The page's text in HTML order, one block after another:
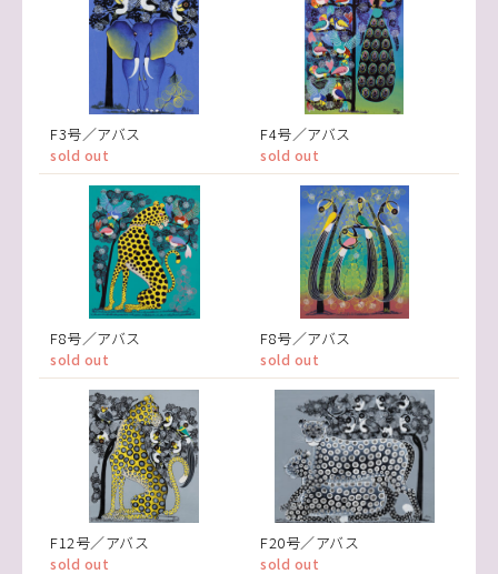
F3号／アバス
sold out
F4号／アバス
sold out
F8号／アバス
sold out
F8号／アバス
sold out
F12号／アバス
sold out
F20号／アバス
sold out